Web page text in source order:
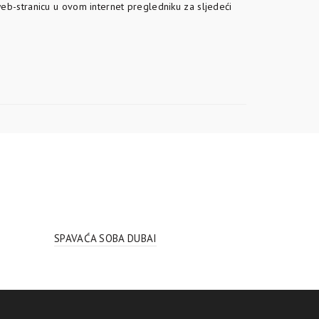
stranicu u ovom internet pregledniku za sljedeći
SPAVAĆA SOBA DUBAI